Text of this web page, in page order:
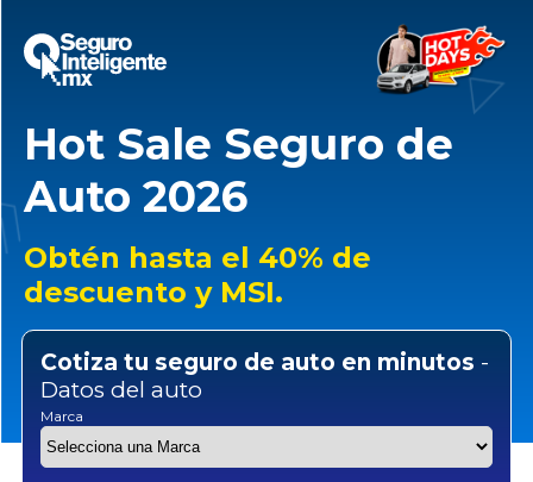
Hot Sale Seguro de
Auto 2026
Obtén hasta el 40% de
descuento y MSI.
Cotiza tu seguro de auto en minutos -
Datos del auto
Marca